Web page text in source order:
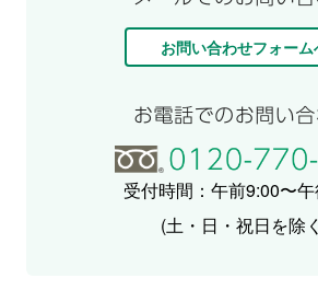
お問い合わせフォーム
受付時間：午前9:00〜
(土・日・祝日を除